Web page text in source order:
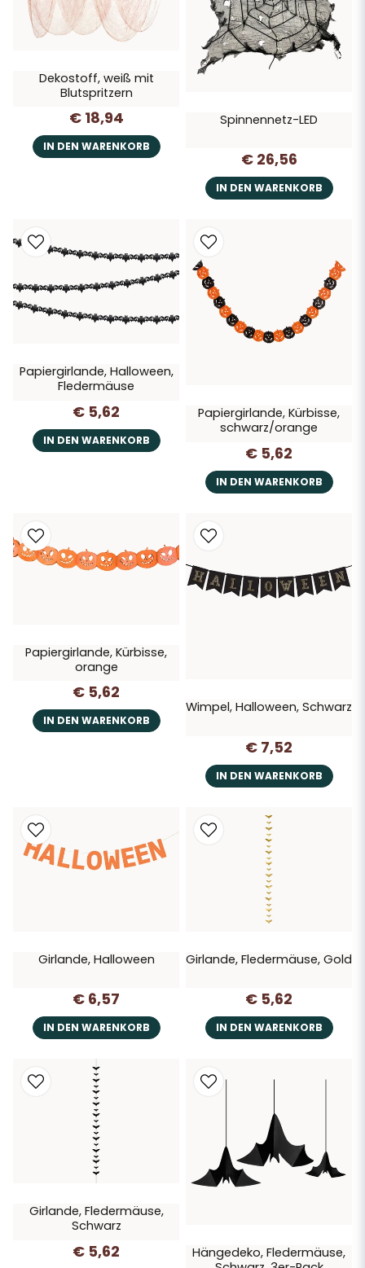
Dekostoff, weiß mit
Blutspritzern
€ 18,94
IN DEN WARENKORB
Spinnennetz-LED
€ 26,56
IN DEN WARENKORB
Papiergirlande, Halloween,
Fledermäuse
€ 5,62
IN DEN WARENKORB
Papiergirlande, Kürbisse,
schwarz/orange
€ 5,62
IN DEN WARENKORB
Papiergirlande, Kürbisse,
orange
€ 5,62
IN DEN WARENKORB
Wimpel, Halloween, Schwarz
€ 7,52
IN DEN WARENKORB
Girlande, Halloween
€ 6,57
IN DEN WARENKORB
Girlande, Fledermäuse, Gold
€ 5,62
IN DEN WARENKORB
Girlande, Fledermäuse,
Schwarz
€ 5,62
Hängedeko, Fledermäuse,